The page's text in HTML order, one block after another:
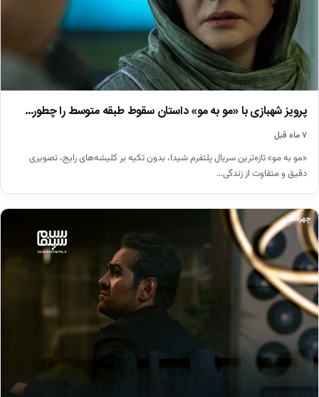
پرویز شهبازی با «مو به مو» داستان سقوط طبقه متوسط را چطور…
۷ ماه قبل
«مو به مو» تازه‌ترین سریال پلتفرم شیدا، بدون تکیه بر کلیشه‌های رایج، تصویری
دقیق و متفاوت از زندگی…
چهره‌ها